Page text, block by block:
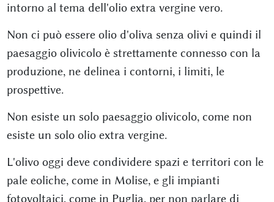
intorno al tema dell'olio extra vergine vero.
Non ci può essere olio d'oliva senza olivi e quindi il
paesaggio olivicolo è strettamente connesso con la
produzione, ne delinea i contorni, i limiti, le
prospettive.
Non esiste un solo paesaggio olivicolo, come non
esiste un solo olio extra vergine.
L'olivo oggi deve condividere spazi e territori con le
pale eoliche, come in Molise, e gli impianti
fotovoltaici, come in Puglia, per non parlare di